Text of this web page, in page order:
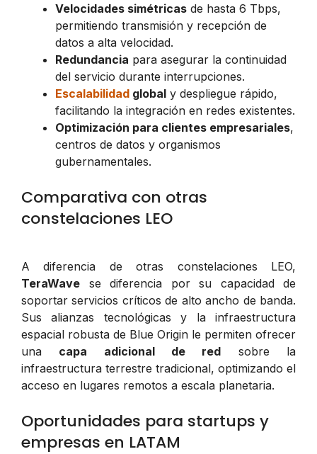
Velocidades simétricas de hasta 6 Tbps,
permitiendo transmisión y recepción de
datos a alta velocidad.
Redundancia para asegurar la continuidad
del servicio durante interrupciones.
Escalabilidad global y despliegue rápido,
facilitando la integración en redes existentes.
Optimización para clientes empresariales,
centros de datos y organismos
gubernamentales.
Comparativa con otras
constelaciones LEO
A diferencia de otras constelaciones LEO,
TeraWave se diferencia por su capacidad de
soportar servicios críticos de alto ancho de banda.
Sus alianzas tecnológicas y la infraestructura
espacial robusta de Blue Origin le permiten ofrecer
una capa adicional de red sobre la
infraestructura terrestre tradicional, optimizando el
acceso en lugares remotos a escala planetaria.
Oportunidades para startups y
empresas en LATAM